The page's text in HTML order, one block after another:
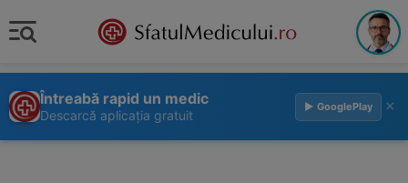
Întreabă rapid un medic
Descarcă aplicația gratuit
▶ GooglePlay ×